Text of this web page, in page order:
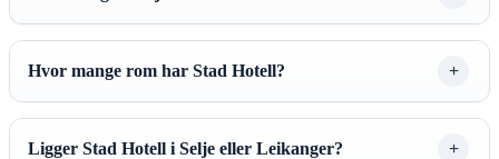
Hvor mange rom har Stad Hotell?
Ligger Stad Hotell i Selje eller Leikanger?